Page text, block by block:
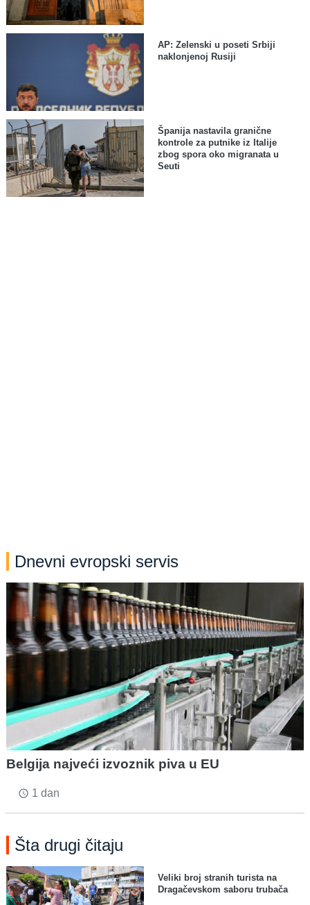
AP: Zelenski u poseti Srbiji
naklonjenoj Rusiji
Španija nastavila granične
kontrole za putnike iz Italije
zbog spora oko migranata u
Seuti
Dnevni evropski servis
Belgija najveći izvoznik piva u EU
access_time 1 dan
Šta drugi čitaju
Veliki broj stranih turista na
Dragačevskom saboru trubača